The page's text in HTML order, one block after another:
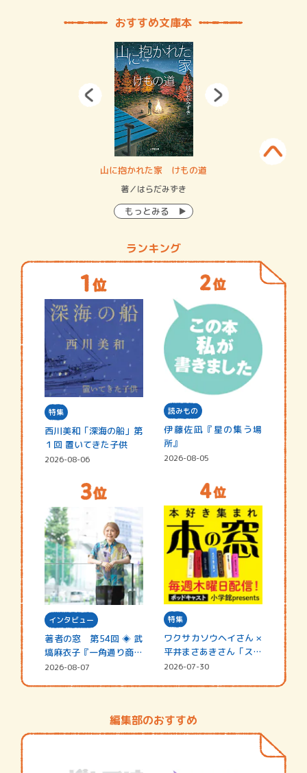
おすすめ文庫本
山に抱かれた家 けもの道
著／はらだみずき
もっとみる
ランキング
特集
西川美和「深海の船」第
１回 置いてきた子供
2026-08-06
読みもの
伊藤佐凪『星の集う場
所』
2026-08-05
インタビュー
著者の窓 第54回 ◈ 武
塙麻衣子『一角通り商店
街の…
2026-08-07
特集
ワクサカソウヘイさん ×
平井まさあきさん「スペ
シャ…
2026-07-30
編集部のおすすめ